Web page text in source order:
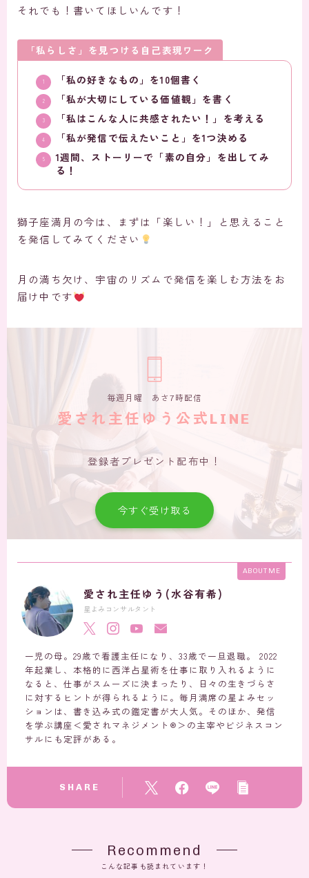
それでも！書いてほしいんです！
「私らしさ」を見つける自己表現ワーク
「私の好きなもの」を10個書く
「私が大切にしている価値観」を書く
「私はこんな人に共感されたい！」を考える
「私が発信で伝えたいこと」を1つ決める
1週間、ストーリーで「素の自分」を出してみ
る！
獅子座満月の今は、まずは「楽しい！」と思えること
を発信してみてください
月の満ち欠け、宇宙のリズムで発信を楽しむ方法をお
届け中です
毎週月曜 あさ7時配信
愛され主任ゆう公式LINE
登録者プレゼント配布中！
今すぐ受け取る
ABOUT ME
愛され主任ゆう(水谷有希)
星よみコンサルタント
一児の母。29歳で看護主任になり、33歳で一旦退職。 2022
年起業し、本格的に西洋占星術を仕事に取り入れるように
なると、仕事がスムーズに決まったり、日々の生きづらさ
に対するヒントが得られるように。毎月満席の星よみセッ
ションは、書き込み式の鑑定書が大人気。そのほか、発信
を学ぶ講座＜愛されマネジメント®︎＞の主宰やビジネスコン
サルにも定評がある。
SHARE
Recommend
こんな記事も読まれています！